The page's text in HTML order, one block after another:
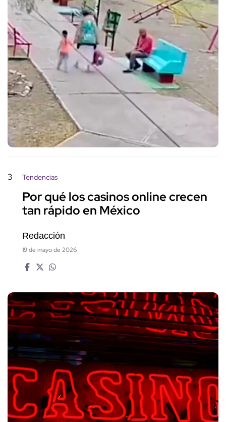
3 Tendencias
Por qué los casinos online crecen
tan rápido en México
Redacción
19 de mayo de 2026